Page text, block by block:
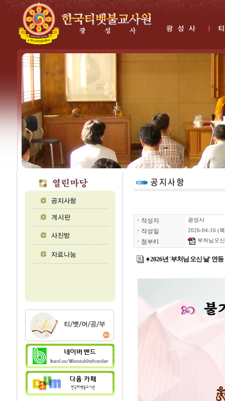
ㆍ 작성자 광성사
ㆍ 작성일 2026-04-16 (
ㆍ 첨부#1 부처님오
♠ 2026년 '부처님 오신 날' 연등